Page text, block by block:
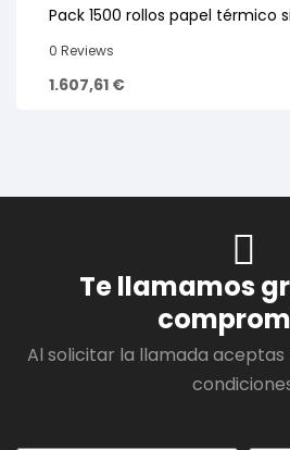
Pack 1500 rollos papel térmico
0 Reviews
1.607,61 €
Te llamamos
Al solicitar la llamada